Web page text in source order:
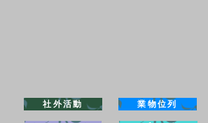
社外活動 業物位列